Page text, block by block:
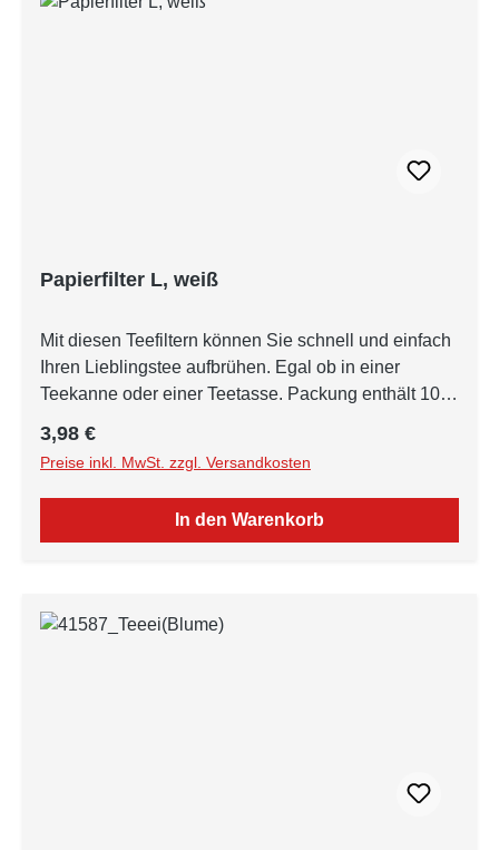
Papierfilter L, weiß
Mit diesen Teefiltern können Sie schnell und einfach
Ihren Lieblingstee aufbrühen. Egal ob in einer
Teekanne oder einer Teetasse. Packung enthält 100
Regulärer Preis:
3,98 €
Preise inkl. MwSt. zzgl. Versandkosten
In den Warenkorb